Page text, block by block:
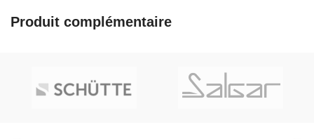
Produit complémentaire